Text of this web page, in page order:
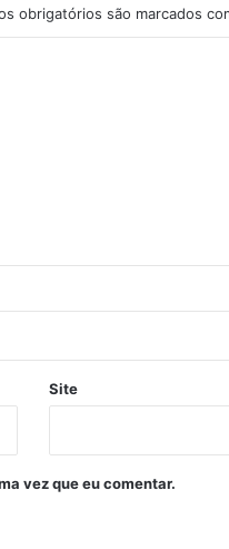
obrigatórios são marcados
Site
vez que eu comentar.